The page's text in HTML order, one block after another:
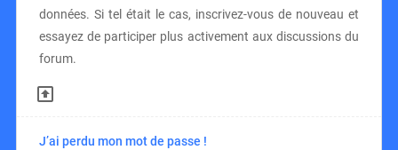
données. Si tel était le cas, inscrivez-vous de nouveau et
essayez de participer plus activement aux discussions du
forum.
J’ai perdu mon mot de passe !